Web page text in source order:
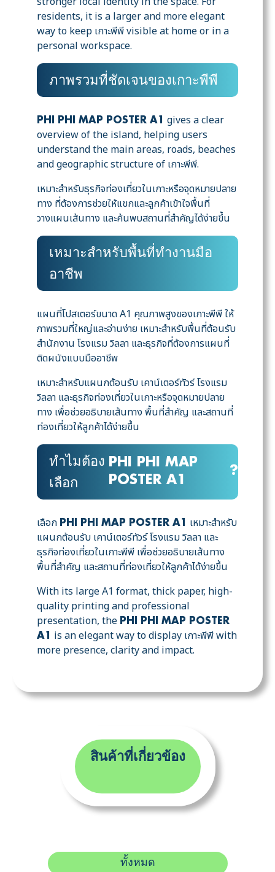
residents, it is a larger and more elegant
way to keep เกาะพีพี visible at home or in a
personal workspace.
ภาพรวมที่ชัดเจนของเกาะพีพี
PHI PHI MAP POSTER A1
gives a clear
overview of the island, helping users
understand the main areas, roads, beaches
and geographic structure of เกาะพีพี.
เหมาะสำหรับธุรกิจท่องเที่ยวในเกาะหรือจุดหมายปลาย
ทาง ที่ต้องการช่วยให้แขกและลูกค้าเข้าใจพื้นที่
วางแผนเส้นทาง และค้นพบสถานที่สำคัญได้ง่ายขึ้น
เหมาะสำหรับพื้นที่ทำงานมือ
อาชีพ
แผนที่โปสเตอร์ขนาด A1 คุณภาพสูงของเกาะพีพี ให้
ภาพรวมที่ใหญ่และอ่านง่าย เหมาะสำหรับพื้นที่ต้อนรับ
สำนักงาน โรงแรม วิลลา และธุรกิจที่ต้องการแผนที่
ติดผนังแบบมืออาชีพ
เหมาะสำหรับแผนกต้อนรับ เคาน์เตอร์ทัวร์ โรงแรม
วิลลา และธุรกิจท่องเที่ยวในเกาะหรือจุดหมายปลาย
ทาง เพื่อช่วยอธิบายเส้นทาง พื้นที่สำคัญ และสถานที่
ท่องเที่ยวให้ลูกค้าได้ง่ายขึ้น
ทำไมต้อง
เลือก
PHI PHI MAP
POSTER A1
?
เลือก PHI PHI MAP POSTER A1
เหมาะสำหรับ
แผนกต้อนรับ เคาน์เตอร์ทัวร์ โรงแรม วิลลา และ
ธุรกิจท่องเที่ยวในเกาะพีพี เพื่อช่วยอธิบายเส้นทาง
พื้นที่สำคัญ และสถานที่ท่องเที่ยวให้ลูกค้าได้ง่ายขึ้น
With its large A1 format, thick paper, high-
quality printing and professional
presentation, the PHI PHI MAP POSTER
A1
is an elegant way to display เกาะพีพี with
more presence, clarity and impact.
สินค้าที่เกี่ยวข้อง
ทั้งหมด